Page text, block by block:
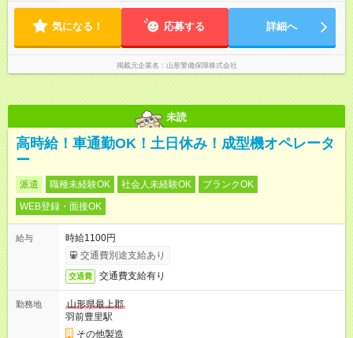
気になる！ 応募する 詳細へ
掲載元企業名 山形警備保障株式会社
未読
高時給！車通勤OK！土日休み！成型機オペレータ
ー
派遣 職種未経験OK 社会人未経験OK
ブランクOK
WEB登録・面接OK
給与
時給1100円
交通費別途支給あり
交通費 交通費支給有り
勤務地
山形県最上郡
羽前豊里駅
その他製造